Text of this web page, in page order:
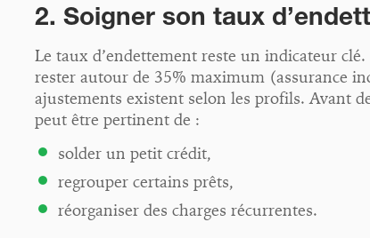
2. Soigner son taux
Le taux d’endettement reste un indicateur
rester autour de 35% maximum (assurance
ajustements existent selon les profils. Avant
peut être pertinent de :
solder un petit crédit,
regrouper certains prêts,
réorganiser des charges récurrentes.